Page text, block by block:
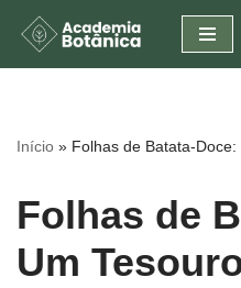
Pular
conteúdo
Início » Folhas de Batata-
Folhas de
Um